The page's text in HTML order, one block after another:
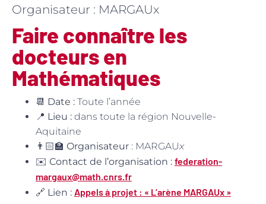
Organisateur : MARGAUx
Faire connaître les
docteurs en
Mathématiques
📆 Date : Toute l’année
📍 Lieu : dans toute la région Nouvelle-
Aquitaine
👨🏻‍🏫 Organisateur : MARGAUx
✉️ Contact de l’organisation : federation-
margaux@math.cnrs.fr
🔗 Lien : Appels à projet : « L’arène MARGAUx »